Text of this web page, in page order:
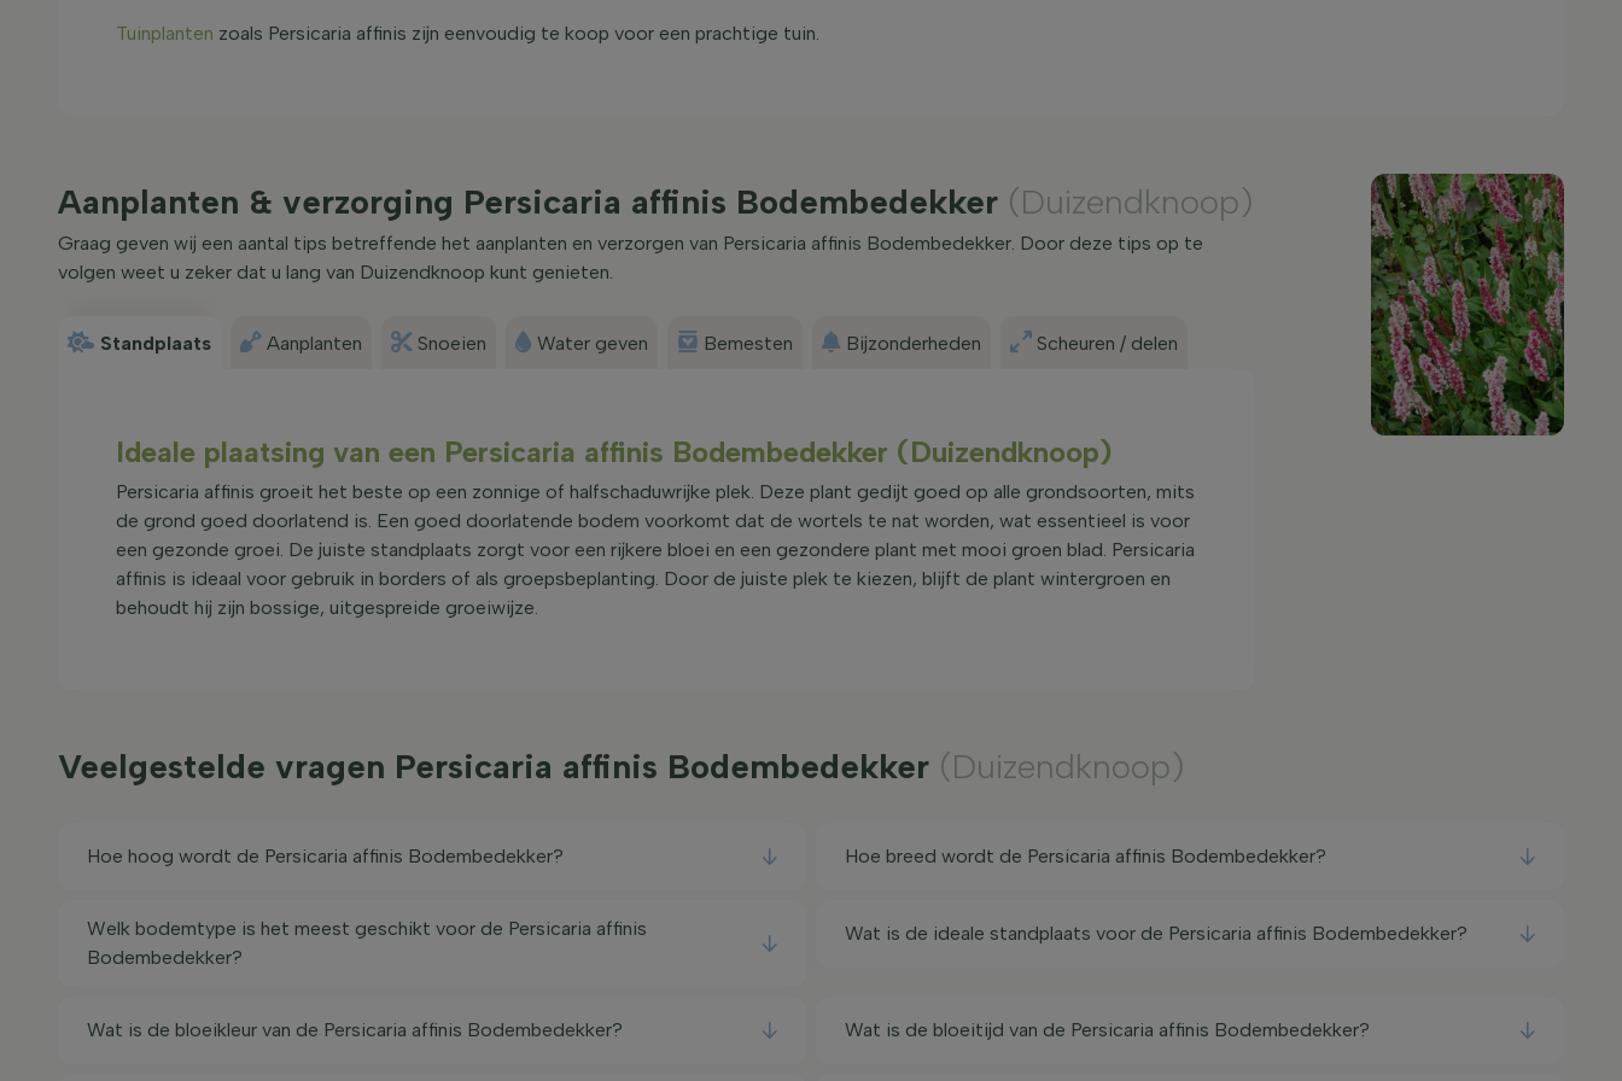
Tuinplanten zoals Persicaria affinis zijn eenvoudig te koop voor een prachtige tuin.
Aanplanten & verzorging Persicaria affinis Bodembedekker (Duizendknoop)
Graag geven wij een aantal tips betreffende het aanplanten en verzorgen van Persicaria affinis Bodembedekker. Door deze tips op te
volgen weet u zeker dat u lang van Duizendknoop kunt genieten.
Standplaats Aanplanten Snoeien Water geven Bemesten Bijzonderheden Scheuren / delen
Ideale plaatsing van een Persicaria affinis Bodembedekker (Duizendknoop)
Persicaria affinis groeit het beste op een zonnige of halfschaduwrijke plek. Deze plant gedijt goed op alle grondsoorten, mits
de grond goed doorlatend is. Een goed doorlatende bodem voorkomt dat de wortels te nat worden, wat essentieel is voor
een gezonde groei. De juiste standplaats zorgt voor een rijkere bloei en een gezondere plant met mooi groen blad. Persicaria
affinis is ideaal voor gebruik in borders of als groepsbeplanting. Door de juiste plek te kiezen, blijft de plant wintergroen en
behoudt hij zijn bossige, uitgespreide groeiwijze.
Veelgestelde vragen Persicaria affinis Bodembedekker (Duizendknoop)
Hoe hoog wordt de Persicaria affinis Bodembedekker? Hoe breed wordt de Persicaria affinis Bodembedekker?
Welk bodemtype is het meest geschikt voor de Persicaria affinis
Bodembedekker?
Wat is de ideale standplaats voor de Persicaria affinis Bodembedekker?
Wat is de bloeikleur van de Persicaria affinis Bodembedekker? Wat is de bloeitijd van de Persicaria affinis Bodembedekker?